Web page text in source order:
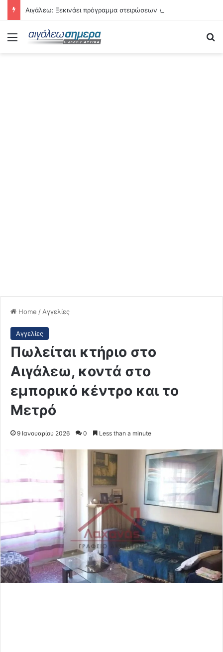
Menu
Home / Αγγελίες
Αγγελίες
Πωλείται κτήριο στο
Αιγάλεω, κοντά στο
εμπορικό κέντρο και το
Μετρό
9 Ιανουαρίου 2026 0 Less than a minute